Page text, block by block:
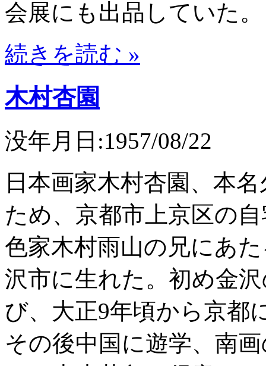
会展にも出品していた
続きを読む »
木村杏園
没年月日:1957/08/22
日本画家木村杏園、本
ため、京都市上京区の
色家木村雨山の兄にあ
沢市に生れた。初め金
び、大正9年頃から京都
その後中国に遊学、南